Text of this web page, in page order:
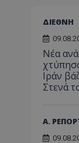
ΔΙΕΘΝΗ
Νέα
Ιράν
Στενά
Α.